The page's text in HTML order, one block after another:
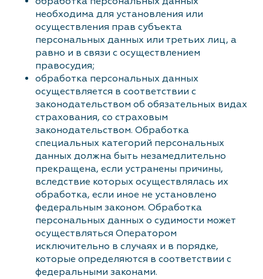
необходима для установления или
осуществления прав субъекта
персональных данных или третьих лиц, а
равно и в связи с осуществлением
правосудия;
обработка персональных данных
осуществляется в соответствии с
законодательством об обязательных видах
страхования, со страховым
законодательством. Обработка
специальных категорий персональных
данных должна быть незамедлительно
прекращена, если устранены причины,
вследствие которых осуществлялась их
обработка, если иное не установлено
федеральным законом. Обработка
персональных данных о судимости может
осуществляться Оператором
исключительно в случаях и в порядке,
которые определяются в соответствии с
федеральными законами.